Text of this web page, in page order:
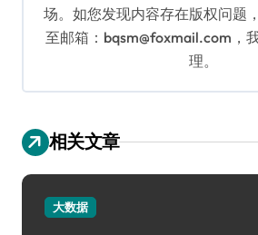
场。如您发现内容存在版权问题
至邮箱：bqsm@foxmail.com，
理。
相关文章
大数据